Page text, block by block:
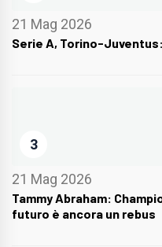
21 Mag 2026
Serie A, Torino-
3
21 Mag 2026
Tammy Abraham:
futuro è ancora un rebus